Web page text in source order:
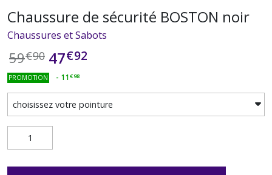
Chaussure de sécurité BOSTON noir
Chaussures et Sabots
59€90 47€92
PROMOTION - 11€98